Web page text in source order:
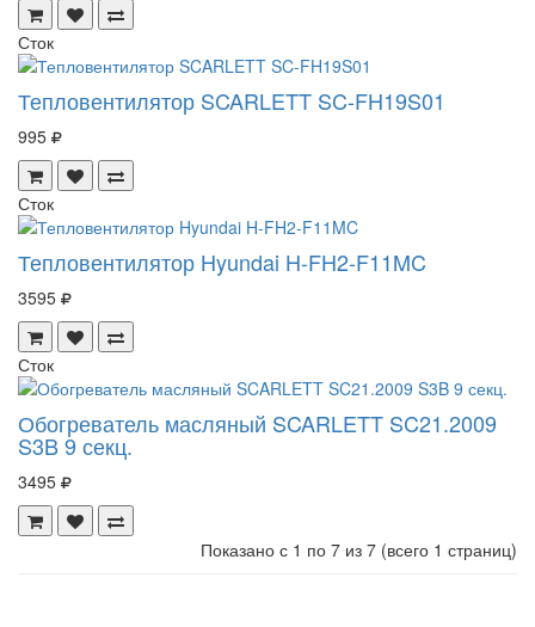
Сток
Тепловентилятор SCARLETT SC-FH19S01
995
Сток
Тепловентилятор Hyundai H-FH2-F11MC
3595
Сток
Обогреватель масляный SCARLETT SC21.2009
S3B 9 секц.
3495
Показано с 1 по 7 из 7 (всего 1 страниц)